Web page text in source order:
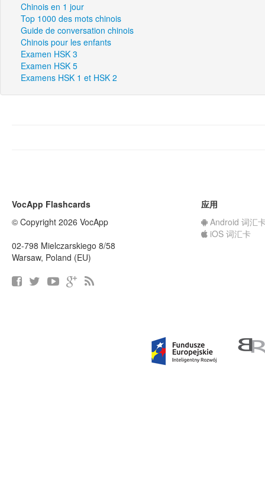
Chinois en 1 jour
Top 1000 des mots chinois
Guide de conversation chinois
Chinois pour les enfants
Examen HSK 3
Examen HSK 5
Examens HSK 1 et HSK 2
VocApp Flashcards
© Copyright 2026 VocApp
02-798 Mielczarskiego 8/58
Warsaw, Poland (EU)
应用
Android 词汇
iOS 词汇卡